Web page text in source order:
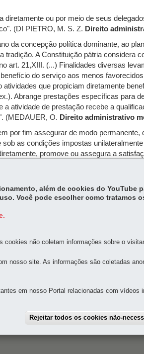
ou por meio de seus
(DI PIETRO, M. S. Z. Direito
da concepção política dominante, ao
A Constituição pátria considera
art. 21,XIII. (...) Finalidades diversas
do serviço aos menos
que propiciam diretamente
Abrange prestações específicas para
atividade de prestação recebe a
(MEDAUER, O. Direito administrativo
por fim assegurar de modo permanente,
as condições impostas
promove ou assegura a
de direito público". (MOREIRA NETO,
MAPA DO SITE
MAPA
além de cookies do YouTube
Você pode escolher como tratamos
não coletam informações sobre o
nosso site. As informações são coletadas
em nosso Portal relacionadas com vídeos
Rejeitar todos os cookies não-